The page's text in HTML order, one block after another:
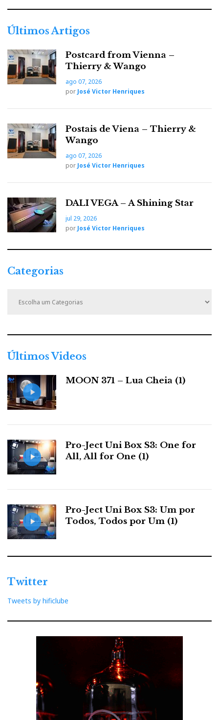
Últimos Artigos
Postcard from Vienna –
Thierry & Wango
ago 07, 2026
por José Victor Henriques
Postais de Viena – Thierry &
Wango
ago 07, 2026
por José Victor Henriques
DALI VEGA – A Shining Star
jul 29, 2026
por José Victor Henriques
Categorias
r
s
Últimos Videos
MOON 371 – Lua Cheia (1)
Pro-Ject Uni Box S3: One for
All, All for One (1)
Pro-Ject Uni Box S3: Um por
Todos, Todos por Um (1)
Twitter
Tweets by hificlube